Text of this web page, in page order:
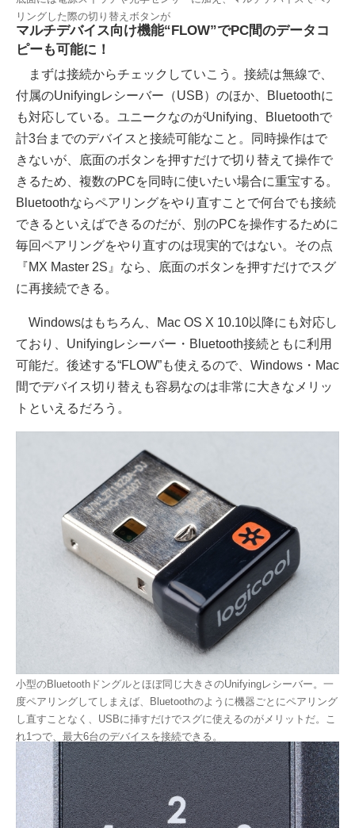
リングした際の切り替えボタンが
マルチデバイス向け機能“FLOW”でPC間のデータコ
ピーも可能に！
まずは接続からチェックしていこう。接続は無線で、
付属のUnifyingレシーバー（USB）のほか、Bluetoothに
も対応している。ユニークなのがUnifying、Bluetoothで
計3台までのデバイスと接続可能なこと。同時操作はで
きないが、底面のボタンを押すだけで切り替えて操作で
きるため、複数のPCを同時に使いたい場合に重宝する。
Bluetoothならペアリングをやり直すことで何台でも接続
できるといえばできるのだが、別のPCを操作するために
毎回ペアリングをやり直すのは現実的ではない。その点
『MX Master 2S』なら、底面のボタンを押すだけでスグ
に再接続できる。
Windowsはもちろん、Mac OS X 10.10以降にも対応し
ており、Unifyingレシーバー・Bluetooth接続ともに利用
可能だ。後述する“FLOW”も使えるので、Windows・Mac
間でデバイス切り替えも容易なのは非常に大きなメリッ
トといえるだろう。
小型のBluetoothドングルとほぼ同じ大きさのUnifyingレシーバー。一
度ペアリングしてしまえば、Bluetoothのように機器ごとにペアリング
し直すことなく、USBに挿すだけでスグに使えるのがメリットだ。こ
れ1つで、最大6台のデバイスを接続できる。